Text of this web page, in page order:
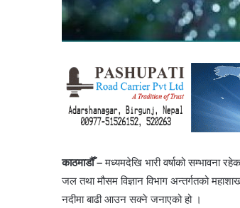
काठमाडौँ –मध्यमदेखि भारी वर्षाको सम्भावना
जल तथा मौसम विज्ञान विभाग अन्तर्गतको
नदीमा बाढी आउन सक्ने जनाएको हो ।